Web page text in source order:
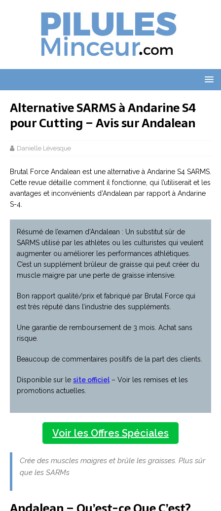
Alternative SARMS à Andarine S4
pour Cutting – Avis sur Andalean
Danielle Lévesque
Brutal Force Andalean est une alternative à Andarine S4 SARMS.
Cette revue détaille comment il fonctionne, qui l’utiliserait et les
avantages et inconvénients d’Andalean par rapport à Andarine
S-4.
Résumé de l’examen d’Andalean : Un substitut sûr de
SARMS utilisé par les athlètes ou les culturistes qui veulent
augmenter ou améliorer les performances athlétiques.
C’est un supplément brûleur de graisse qui peut créer du
muscle maigre par une perte de graisse intensive.
Bon rapport qualité/prix et fabriqué par Brutal Force qui
est très réputé dans l’industrie des suppléments.
Une garantie de remboursement de 3 mois. Achat sans
risque.
Beaucoup de commentaires positifs de la part des clients.
Disponible sur le site officiel – Voir les remises et les
promotions actuelles.
Voir les Offres Spéciales
Crée des muscles maigres et brûle les graisses. Plus sûr
que les SARMs